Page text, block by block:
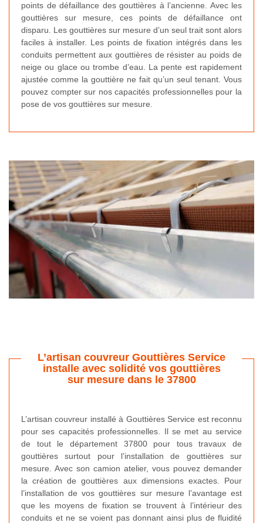
points de défaillance des gouttières à l’ancienne. Avec les
gouttières sur mesure, ces points de défaillance ont
disparu. Les gouttières sur mesure d’un seul trait sont alors
faciles à installer. Les points de fixation intégrés dans les
conduits permettent aux gouttières de résister au poids de
neige ou glace ou trombe d’eau. La pente est rapidement
ajustée comme la gouttière ne fait qu’un seul tenant. Vous
pouvez compter sur nos capacités professionnelles pour la
pose de vos gouttières sur mesure.
L’artisan couvreur Gouttières Service
installe avec solidité vos gouttières
sur mesure dans le 37800
L’artisan couvreur installé à Gouttières Service est reconnu
pour ses capacités professionnelles. Il se met au service
de tout le département 37800 pour tous travaux de
gouttières surtout pour l’installation de gouttières sur
mesure. Avec son camion atelier, vous pouvez demander
la création de gouttières aux dimensions exactes. Pour
l’installation de vos gouttières sur mesure l’avantage est
que les moyens de fixation se trouvent à l’intérieur des
conduits et ne se voient pas donnant ainsi plus de fluidité